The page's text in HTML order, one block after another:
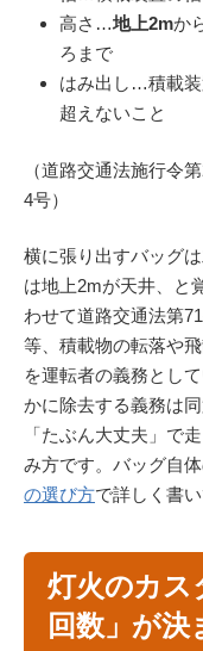
高さ…地上2mか
ろまで
はみ出し…積載
超えないこと
（道路交通法施行令
4号）
横に張り出すバッグ
は地上2mが天井、と
わせて道路交通法第
等、積載物の転落や
を運転者の義務とし
かに除去する義務は
「たぶん大丈夫」で
み方です。バッグ自
の選び方で詳しく書い
灯火のカス
回数」が決